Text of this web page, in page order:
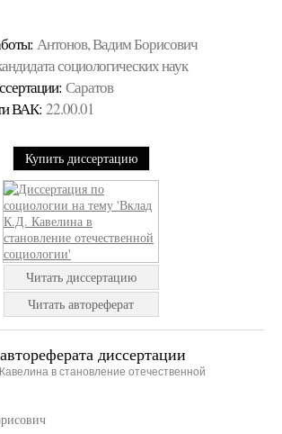
Антонов, Вадим Борисович
социологических наук
Саратов
ВАК: 22.00.01
Купить диссертацию
Читать диссертацию
Читать автореферат
диссертации
в становление отечественной